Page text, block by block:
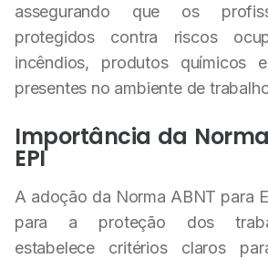
assegurando que os
protegidos contra riscos
incêndios, produtos químicos
presentes no ambiente de
Importância da
EPI
A adoção da Norma ABNT para
para a proteção dos
estabelece critérios claros